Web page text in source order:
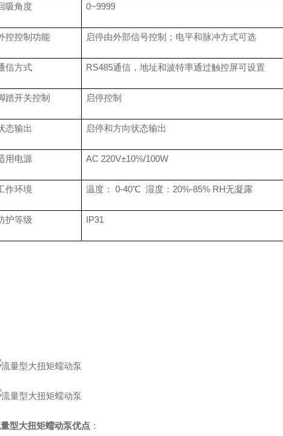
吸角度 0~9999
控控制功能 启停由外部信号控制；电平和脉冲方式可选
信方式 RS485通信，地址和波特率通过触控屏可设置
踏开关控制 启停控制
态输出 启停和方向状态输出
用电源 AC 220V±10%/100W
作环境 温度： 0-40℃ 湿度：20%-85% RH无凝露
护等级 IP31
型大扭矩蠕动泵优点 ：